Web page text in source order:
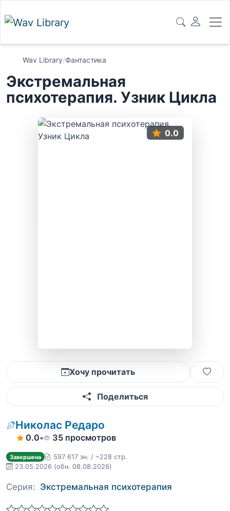
Wav Library/Фантастика
Экстремальная
психотерапия. Узник Цикла
0.0
Хочу прочитать
Поделиться
Николас Редаро
0.0• 35 просмотров
Завершена
597 617 зн. / ~228 стр.
23.05.2026 (обн. 08.08.2026)
Серия: Экстремальная психотерапия